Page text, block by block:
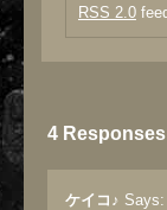
RSS 2.0
4 Responses
ケイコ♪ Says: